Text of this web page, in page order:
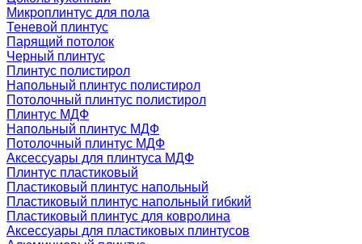
Микроплинтус для пола
Теневой плинтус
Парящий потолок
Черный плинтус
Плинтус полистирол
Напольный плинтус полистирол
Потолочный плинтус полистирол
Плинтус МДФ
Напольный плинтус МДФ
Потолочный плинтус МДФ
Аксессуары для плинтуса МДФ
Плинтус пластиковый
Пластиковый плинтус напольный
Пластиковый плинтус напольный гибкий
Пластиковый плинтус для ковролина
Аксессуары для пластиковых плинтусов